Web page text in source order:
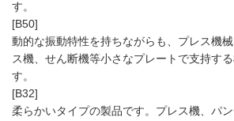
す。
[B50]
動的な振動特性を持ちながらも、プレス機
ス機、せん断機等小さなプレートで支持す
す。
[B32]
柔らかいタイプの製品です。プレス機、パ